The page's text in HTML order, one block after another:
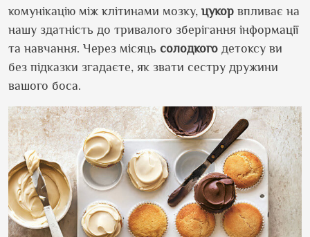
комунікацію між клітинами мозку, цукор впливає на
нашу здатність до тривалого зберігання інформації
та навчання. Через місяць солодкого детоксу ви
без підказки згадаєте, як звати сестру дружини
вашого боса.